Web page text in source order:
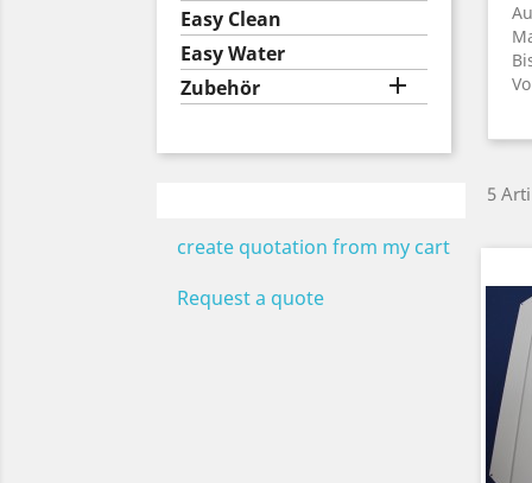
Easy Clean
Easy Water
Zubehör

create quotation from my cart
Request a quote
5